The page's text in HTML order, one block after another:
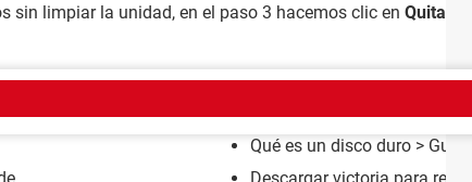
sin limpiar la unidad, en el paso 3 hacemos clic en Quitar
Qué es un disco duro > Guide
Descargar victoria para